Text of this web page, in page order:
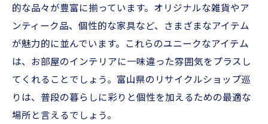
的な品々が豊富に揃っています。オリジナルな雑貨やア
ンティーク品、個性的な家具など、さまざまなアイテム
が魅力的に並んでいます。これらのユニークなアイテム
は、お部屋のインテリアに一味違った雰囲気をプラスし
てくれることでしょう。富山県のリサイクルショップ巡
りは、普段の暮らしに彩りと個性を加えるための最適な
場所と言えるでしょう。